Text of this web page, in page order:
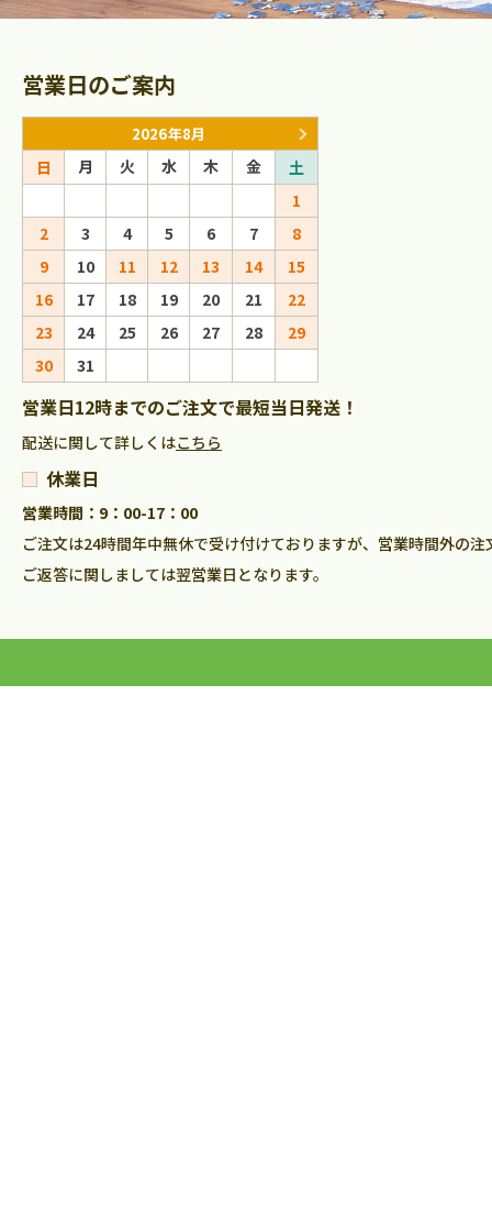
営業日のご案内
2026年8月
日 月 火 水 木 金
土
1
2
3 4 5 6 7
8
9
10 11 12 13 14
15
16
17 18 19 20 21
22
23
24 25 26 27 28
29
30
31
営業日12時までのご注文で最短当日発送！
配送に関して詳しくはこちら
休業日
営業時間：9：00-17：00
ご注文は24時間年中無休で受け付けておりますが、営業時間外の
ご返答に関しましては翌営業日となります。